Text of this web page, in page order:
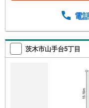
約、物件詳細
アコン・空気清
せ対応）
電
茨木市山手台5丁目